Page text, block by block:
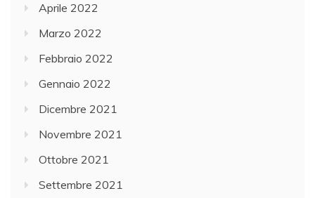
Aprile 2022
Marzo 2022
Febbraio 2022
Gennaio 2022
Dicembre 2021
Novembre 2021
Ottobre 2021
Settembre 2021